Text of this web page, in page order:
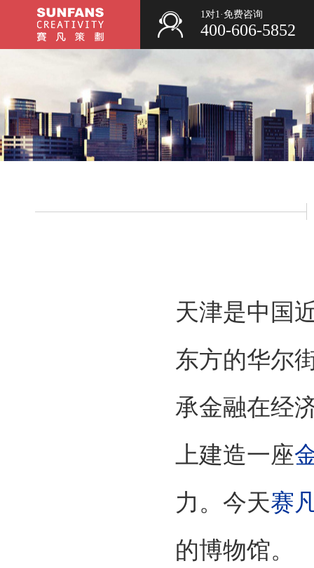
1对1·免费咨询
400-606-5852
天津是中国
东方的华尔
承金融在经
上建造一座
力。今天赛
的博物馆。